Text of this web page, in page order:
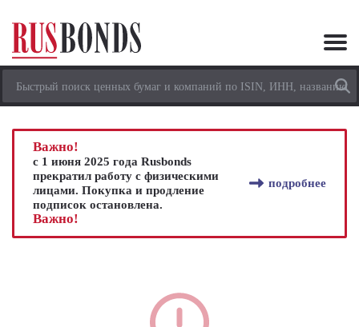
Важно!
с 1 июня 2025 года Rusbonds
прекратил работу с физическими
лицами. Покупка и продление
подписок остановлена.
подробнее
Важно!